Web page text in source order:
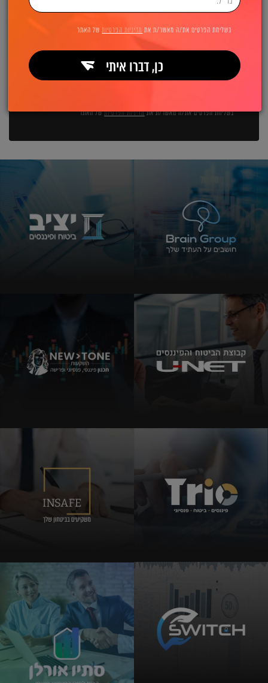
בשליחת הפרטים את/ה מאשר/ת אתמדיניות הפרטיותשל האתר
בשליחת הפרטים את/ה מאשר/ת את מדיניות הפרטיותשל האתר
כן, דברו איתי